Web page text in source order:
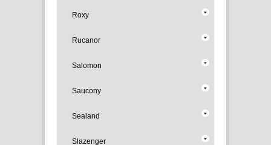
Roxy
Rucanor
Salomon
Saucony
Sealand
Slazenger